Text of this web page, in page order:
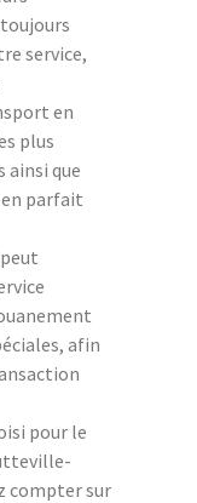
service,
en
plus
ainsi que
parfait
afin
pour le
compter sur